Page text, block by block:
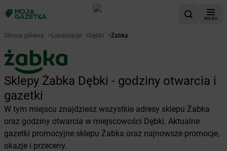
MENU
Strona główna >Lokalizacje >Dębki >Żabka
Sklepy Żabka Dębki - godziny otwarcia i
gazetki
W tym miejscu znajdziesz wszystkie adresy sklepu Żabka
oraz godziny otwarcia w miejscowości Dębki. Aktualne
gazetki promocyjne sklepu Żabka oraz najnowsze promocje,
okazje i przeceny.